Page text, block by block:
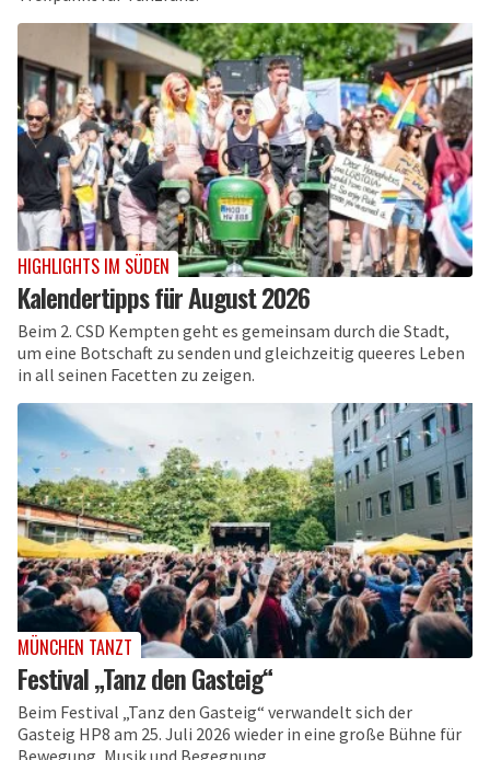
HIGHLIGHTS IM SÜDEN
Kalendertipps für August 2026
Beim 2. CSD Kempten geht es gemeinsam durch die Stadt,
um eine Botschaft zu senden und gleichzeitig queeres Leben
in all seinen Facetten zu zeigen.
MÜNCHEN TANZT
Festival „Tanz den Gasteig“
Beim Festival „Tanz den Gasteig“ verwandelt sich der
Gasteig HP8 am 25. Juli 2026 wieder in eine große Bühne für
Bewegung, Musik und Begegnung.